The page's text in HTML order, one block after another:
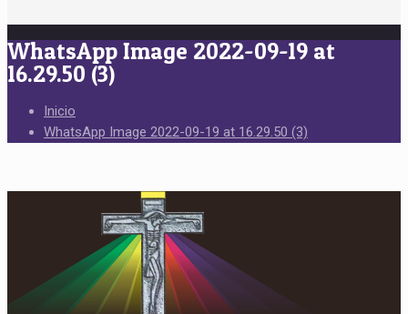
WhatsApp Image 2022-09-19 at
16.29.50 (3)
Inicio
WhatsApp Image 2022-09-19 at 16.29.50 (3)